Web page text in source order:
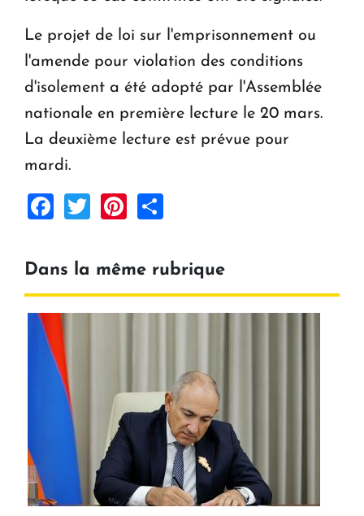
Le projet de loi sur l'emprisonnement ou
l'amende pour violation des conditions
d'isolement a été adopté par l'Assemblée
nationale en première lecture le 20 mars.
La deuxième lecture est prévue pour
mardi.
Facebook
TwitterPinterest
Dans la même rubrique